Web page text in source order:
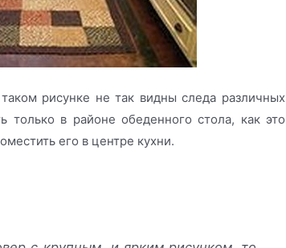
рисунке не так видны следа различных
только в районе обеденного стола, как это
его в центре кухни.